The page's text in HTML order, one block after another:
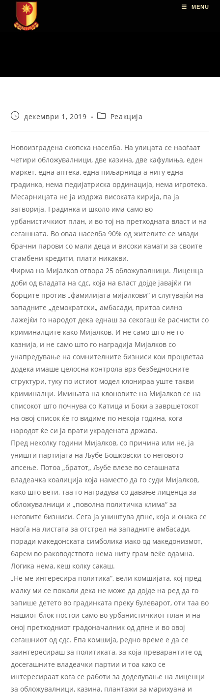
MENU
декември 1, 2019 Реакција
Новоизградена скопска населба. На улицата се наоѓаат
четири обложувалници, две казина, две кафулиња, еден
маркет, една аптека, една пиљарница а ниту една
градинка, нема педијатриска ординација, нема игротека.
Месарницата не ја издржа високата кирија, па ја
затворија. Градинка и школо има само во
урбанистичкиот план, и во тој на претходната власт и на
сегашната. Во оваа населба 90% од жителите се млади
брачни парови со мали деца и високи камати за своите
стамбени кредити, плати никакви.
Фирма на Мијалков отвора 25 обложувалници. Лиценца
доби од владата на сдс, која на власт дојде јавајќи ги
борците против „фамилијата мијалкови“ и слугувајќи на
западните „демократски„ амбасади, притоа силно
лажејќи го народот дека еднаш за секогаш ќе расчисти со
криминалците како Мијалков. И не само што не го
казнија, и не само што го наградија Мијалков со
унапредување на сомнителните бизниси кои процветаа
додека имаше целосна контрола врз безбедносните
структури, туку по истиот модел клонираа уште такви
криминалци. Имињата на клоновите на Мијалков се на
списокот што почнува со Катица и Боки а завршетокот
на овој список ќе го видиме по некоја година, кога
народот ќе си ја врати украдената држава.
Пред неколку години Мијалков, со причина или не, ја
уништи партијата на Љубе Бошковски со неговото
апсење. Потоа „братот„ Љубе влезе во сегашната
владеачка коалиција која наместо да го суди Мијалков,
како што вети, таа го наградува со давање лиценца за
обложувалници и „поволна политичка клима“ за
неговите бизниси. Сега ја уништува дпне, која и онака се
наоѓа на листата за отстрел на западните амбасади,
поради македонската симболика иако од македонизмот,
барем во раководството нема ниту грам веќе одамна.
Логика нема, кеш колку сакаш.
„Не ме интересира политика“, вели комшијата, кој пред
малку ми се пожали дека не може да дојде на ред да го
запише детето во градинката преку булеварот, оти таа во
нашиот блок постои само во урбанистичкиот план и на
оној претходниот градоначалник од дпне и во овој
сегашниот од сдс. Епа комшија, редно време е да се
заинтересираш за политиката, за која преварантите од
досегашните владеачки партии и тоа како се
интересираат кога се работи за доделување на лиценци
за обложувалници, казина, плантажи за марихуана и